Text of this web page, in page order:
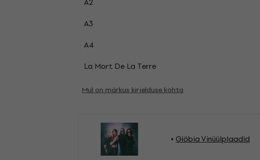
A3
A4
La Mort De La Terre
Mul on märkus kirjelduse kohta
Giöbia Vinüülplaadid